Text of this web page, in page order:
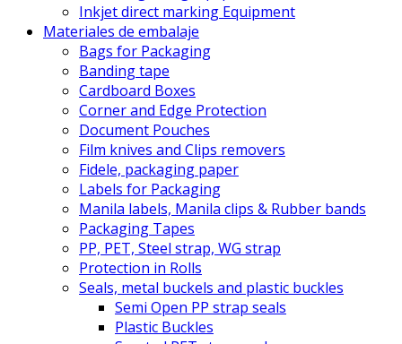
Inkjet direct marking Equipment
Materiales de embalaje
Bags for Packaging
Banding tape
Cardboard Boxes
Corner and Edge Protection
Document Pouches
Film knives and Clips removers
Fidele, packaging paper
Labels for Packaging
Manila labels, Manila clips & Rubber bands
Packaging Tapes
PP, PET, Steel strap, WG strap
Protection in Rolls
Seals, metal buckels and plastic buckles
Semi Open PP strap seals
Plastic Buckles